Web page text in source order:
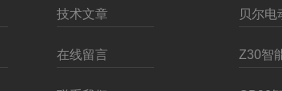
技术文章
在线留言